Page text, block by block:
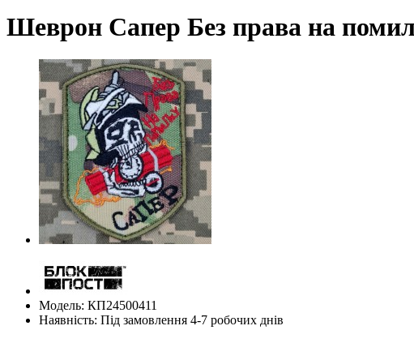
Шеврон Сапер Без права на
Модель: КП24500411
Наявність: Під замовлення 4-7 робочих днів